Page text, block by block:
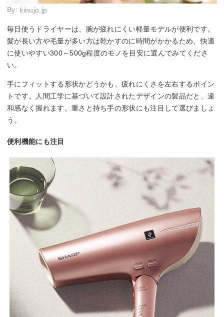
By: kinujo.jp
毎日使うドライヤーは、腕が疲れにくい軽量モデルが便利です。
髪が長い方や毛量が多い方は乾かすのに時間がかかるため、快適
に使いやすい300～500g程度のモノを目安に選んでみてくださ
い。
手にフィットする形状かどうかも、疲れにくさを左右するポイン
トです。人間工学に基づいて設計されたデザインの製品だと、違
和感なく握れます。重さと持ち手の形状にも注目して選びましょ
う。
便利機能にも注目